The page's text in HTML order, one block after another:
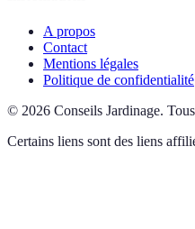
A propos
Contact
Mentions légales
Politique de confidentialité
© 2026 Conseils Jardinage.
Certains liens sont des liens